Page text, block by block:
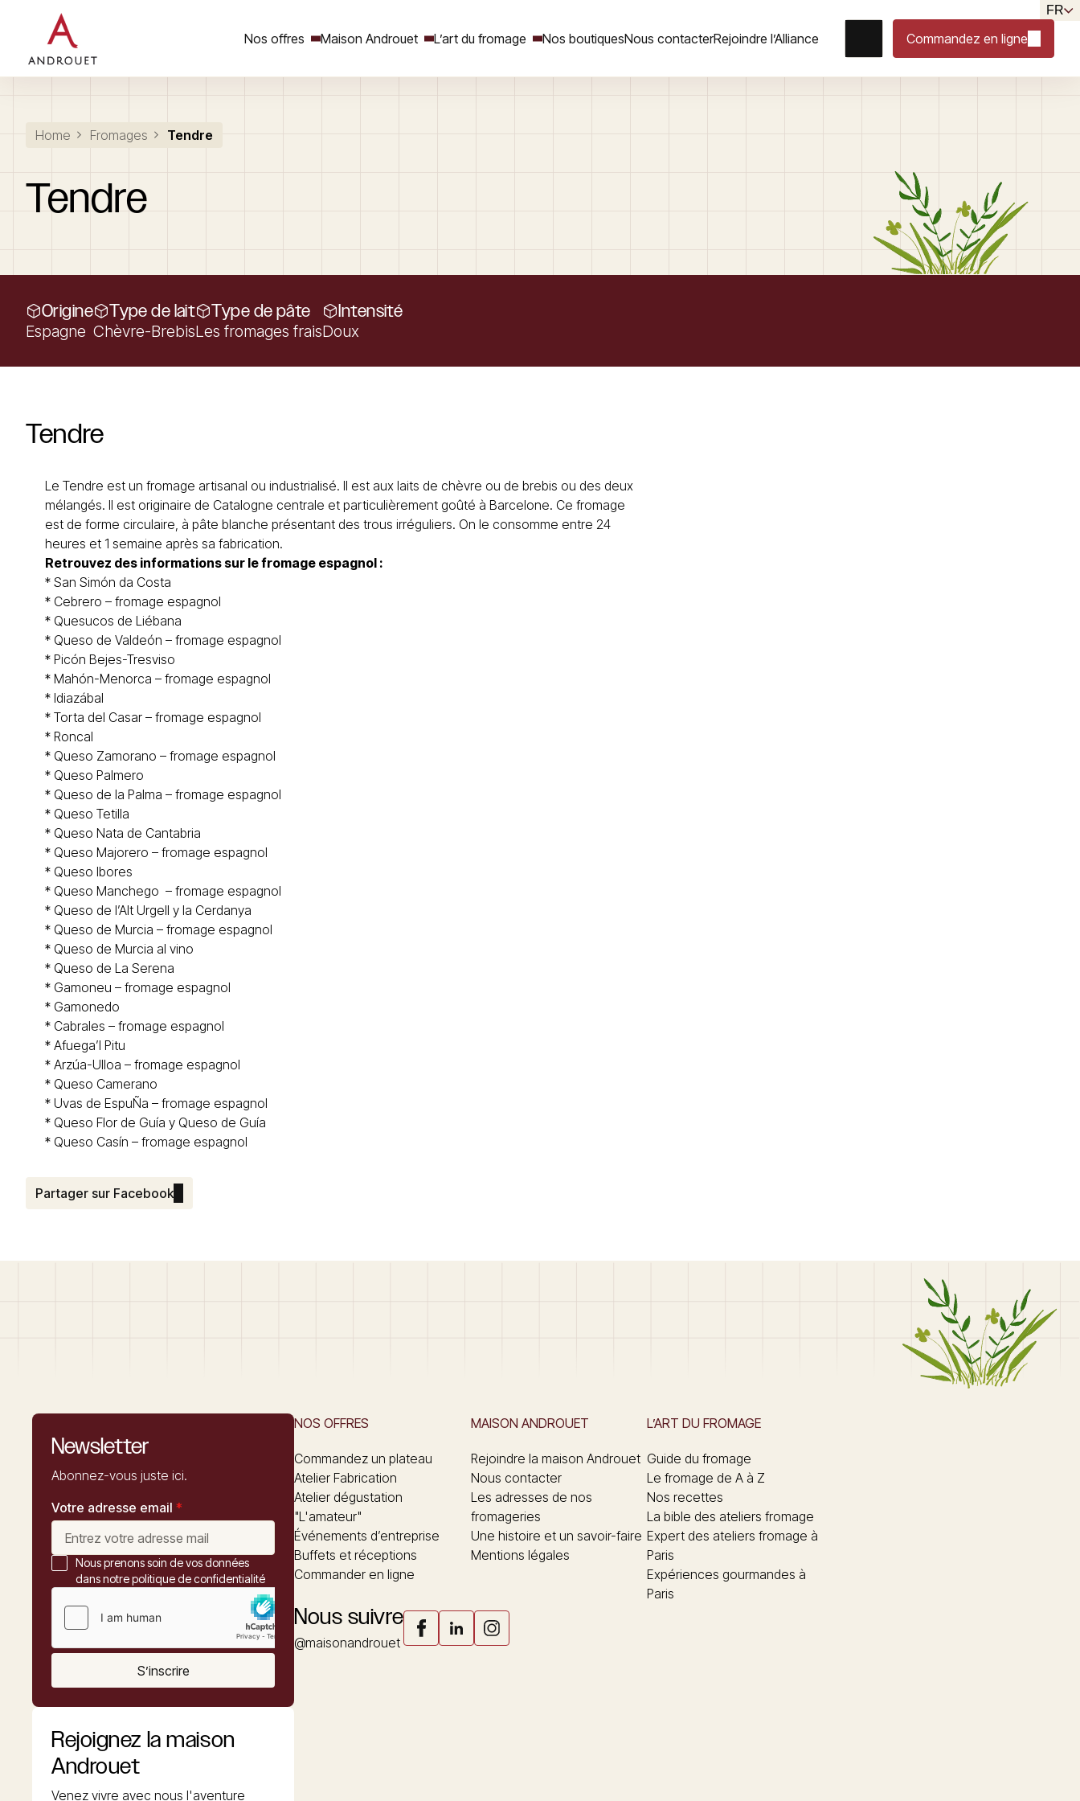
Nos offres Maison Androuet L’art du fromage Nos boutiquesNous contacterRejoindre l’Alliance Commandez en ligne
FR
Rechercher un mot clé
Home Fromages Tendre
Tendre
Origine
Espagne
Type de lait
Chèvre-Brebis
Type de pâte
Les fromages frais
Intensité
Doux
Tendre
Le Tendre est un fromage artisanal ou industrialisé. Il est aux laits de chèvre ou de brebis ou des deux
mélangés. Il est originaire de Catalogne centrale et particulièrement goûté à Barcelone. Ce fromage
est de forme circulaire, à pâte blanche présentant des trous irréguliers. On le consomme entre 24
heures et 1 semaine après sa fabrication.
Retrouvez des informations sur lefromage espagnol :
* San Simón da Costa
* Cebrero – fromage espagnol
* Quesucos de Liébana
* Queso de Valdeón – fromage espagnol
* Picón Bejes-Tresviso
* Mahón-Menorca – fromage espagnol
* Idiazábal
* Torta del Casar – fromage espagnol
* Roncal
* Queso Zamorano – fromage espagnol
* Queso Palmero
* Queso de la Palma – fromage espagnol
* Queso Tetilla
* Queso Nata de Cantabria
* Queso Majorero – fromage espagnol
* Queso Ibores
* Queso Manchego – fromage espagnol
* Queso de l’Alt Urgell y la Cerdanya
* Queso de Murcia – fromage espagnol
* Queso de Murcia al vino
* Queso de La Serena
* Gamoneu – fromage espagnol
* Gamonedo
* Cabrales – fromage espagnol
* Afuega’l Pitu
* Arzúa-Ulloa – fromage espagnol
* Queso Camerano
* Uvas de EspuÑa – fromage espagnol
* Queso Flor de Guía y Queso de Guía
* Queso Casín – fromage espagnol
Partager sur Facebook
Newsletter
Abonnez-vous juste ici.
Votre adresse email *
Nous prenons soin de vos données
dans notre politique de confidentialité
S’inscrire
Rejoignez la maison
Androuet
Venez vivre avec nous l'aventure
NOS OFFRES
Commandez un plateau
Atelier Fabrication
Atelier dégustation
"L'amateur"
Événements d’entreprise
Buffets et réceptions
Commander en ligne
MAISON ANDROUET
Rejoindre la maison Androuet
Nous contacter
Les adresses de nos
fromageries
Une histoire et un savoir-faire
Mentions légales
L’ART DU FROMAGE
Guide du fromage
Le fromage de A à Z
Nos recettes
La bible des ateliers fromage
Expert des ateliers fromage à
Paris
Expériences gourmandes à
Paris
Nous suivre
@maisonandrouet